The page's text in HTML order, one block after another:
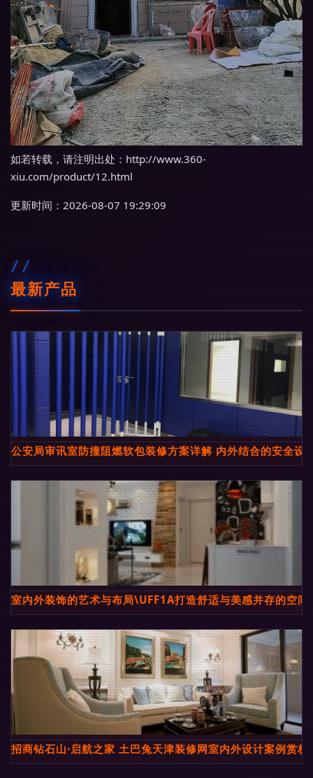
如若转载，请注明出处：http://www.360-
xiu.com/product/12.html
更新时间：2026-08-07 19:29:09
最新产品
公安局审讯室防撞阻燃软包装修方案详解 内外结合的安全设
室内外装饰的艺术与布局\UFF1A打造舒适与美感并存的空间
招商钻石山·启航之家 土巴兔天津装修网室内外设计案例赏析